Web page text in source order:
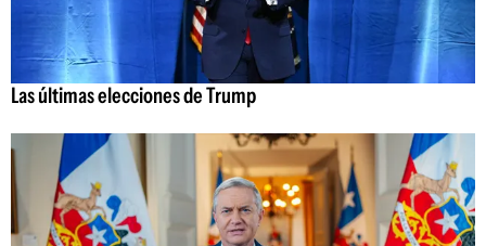
Las últimas elecciones de Trump